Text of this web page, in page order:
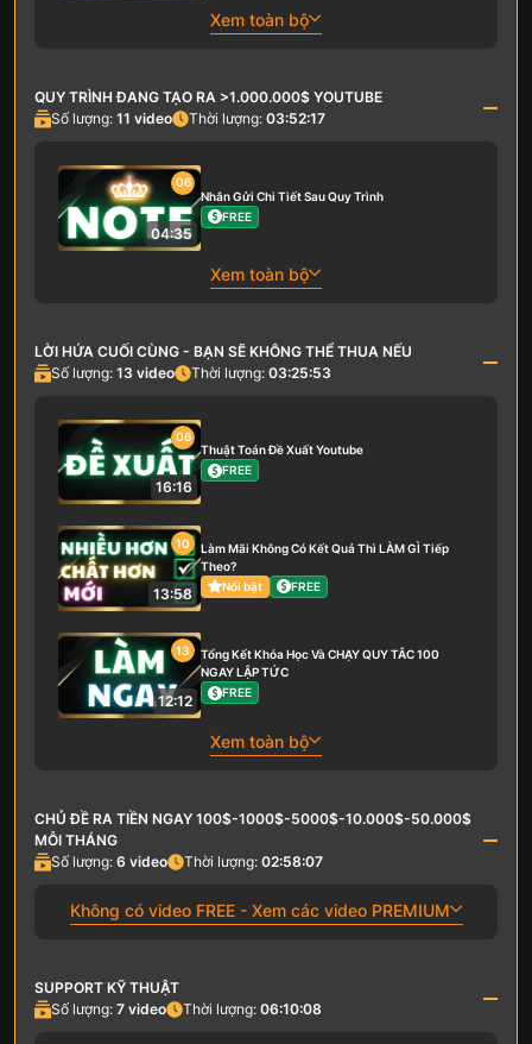
Xem toàn bộ
QUY TRÌNH ĐANG TẠO RA >1.000.000$ YOUTUBE
Số lượng: 11 video Thời lượng: 03:52:17
06
04:35
Nhắn Gửi Chi Tiết Sau Quy Trình
FREE
Xem toàn bộ
LỜI HỨA CUỐI CÙNG - BẠN SẼ KHÔNG THỂ THUA NẾU
Số lượng: 13 video Thời lượng: 03:25:53
06
16:16
Thuật Toán Đề Xuất Youtube
FREE
10
13:58
Làm Mãi Không Có Kết Quả Thì LÀM GÌ Tiếp
Theo?
Nổi bật
FREE
13
12:12
Tổng Kết Khóa Học Và CHẠY QUY TẮC 100
NGAY LẬP TỨC
FREE
Xem toàn bộ
CHỦ ĐỀ RA TIỀN NGAY 100$-1000$-5000$-10.000$-50.000$
MỖI THÁNG
Số lượng: 6 video Thời lượng: 02:58:07
Không có video FREE - Xem các video PREMIUM
SUPPORT KỸ THUẬT
Số lượng: 7 video Thời lượng: 06:10:08